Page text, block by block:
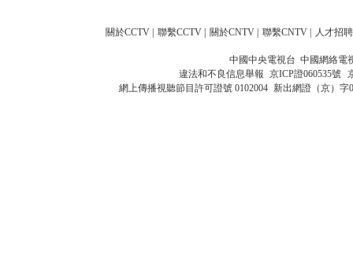
關於CCTV | 聯繫CCTV | 關於CNTV | 聯繫CNTV | 人才招聘
中國中央電視台 中國網絡電
違法和不良信息舉報 京ICP證060535號
網上傳播視聽節目許可證號 0102004 新出網證（京）